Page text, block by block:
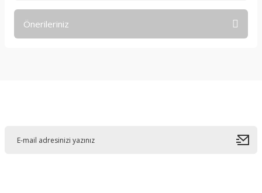
Önerileriniz